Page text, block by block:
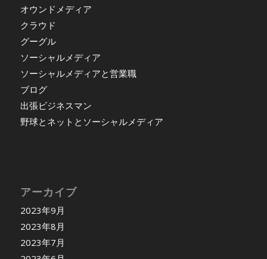
オウンドメディア
クラウド
グーグル
ソーシャルメディア
ソーシャルメディアと営業職
ブログ
出張ビジネスマン
野球とネットとソーシャルメディア
アーカイブ
2023年9月
2023年8月
2023年7月